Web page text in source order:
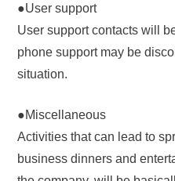
●User support
User support contacts will
phone support may be
situation.
●Miscellaneous
Activities that can lead to
business dinners and